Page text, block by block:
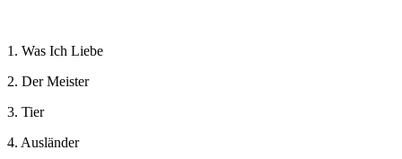
1. Was Ich Liebe
2. Der Meister
3. Tier
4. Ausländer